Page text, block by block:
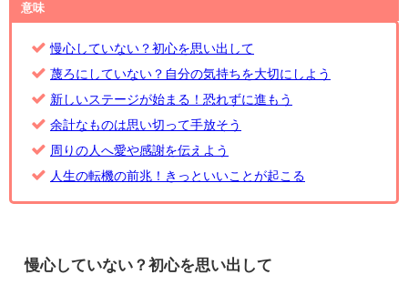
意味
慢心していない？初心を思い出して
蔑ろにしていない？自分の気持ちを大切にしよう
新しいステージが始まる！恐れずに進もう
余計なものは思い切って手放そう
周りの人へ愛や感謝を伝えよう
人生の転機の前兆！きっといいことが起こる
慢心していない？初心を思い出して